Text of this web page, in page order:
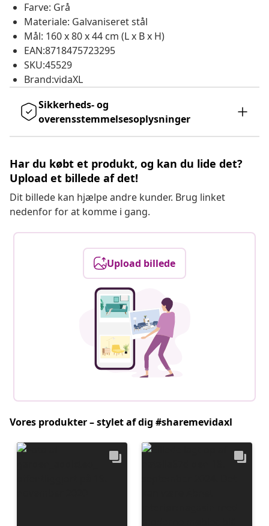
Farve: Grå
Materiale: Galvaniseret stål
Mål: 160 x 80 x 44 cm (L x B x H)
EAN:8718475723295
SKU:45529
Brand:vidaXL
Sikkerheds- og
overensstemmelsesoplysninger
Har du købt et produkt, og kan du lide det?
Upload et billede af det!
Dit billede kan hjælpe andre kunder. Brug linket
nedenfor for at komme i gang.
Upload billede
Vores produkter – stylet af dig #sharemevidaxl